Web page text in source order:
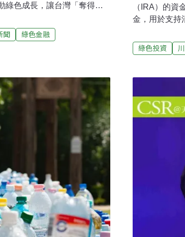
綠色成長，讓台灣「奪得先
成長基金啟動 環境部下月
億「綠色成長基金」，規劃
賽中，台灣一定能夠奪得先
是環境部單打獨鬥，但綠色
政府帶動各項綠色投資，達
專案辦公室今日開始運作，
聞 綠色金融
（IRA）的資
金，用於支持
後階段，正加
在明（2025）
塔（John
美元（約新
的基礎建設。
綠色投資